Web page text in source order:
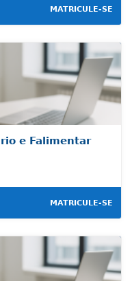
MATRICULE-SE
e Falimentar
MATRICULE-SE